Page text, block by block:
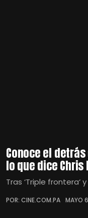
Conoce el detrás
lo que dice
Tras ‘Triple frontera‘
POR: CINE.COM.PA MAYO